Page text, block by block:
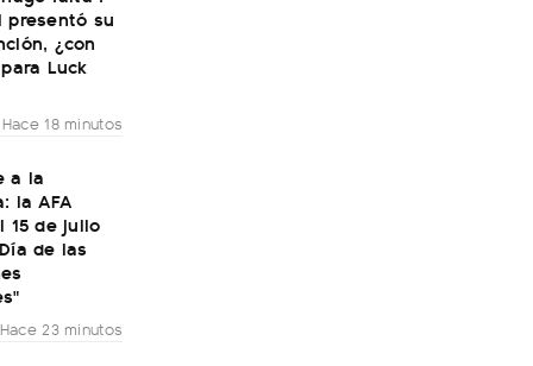
presentó su
¿con
Luck
Hace 18 minutos
a la
la AFA
15 de julio
de las
Hace 23 minutos